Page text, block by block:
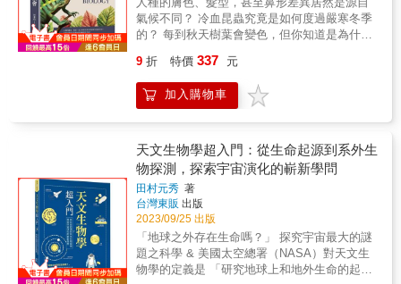
氣候不同？ 冷血昆蟲究竟是如何度過嚴寒冬季
的？ 每到秋天樹葉會變色，但你知道是為什麼
埋藏著大大的奧祕！ ▎睡冰箱可以延年益壽？
專家這麼說&hellip;&hellip; 長壽學提供了一個
有趣的視角， 即每個人都擁有特定的「生存
低溫使生存能減緩釋放的速度。 若能將人類體
溫降低攝氏2到3.5度， 壽命可能延長至一百五
十歲，甚至更長！ 美國科學家甚至設計一種
「特製冷房」裝置， 可將人體體溫降至攝氏15
度左右！ 儘管效果有待證實， 但許多人對這種
「睡冰箱長壽法」充滿信心！ ▎大象也有公
墓？被重重疑雲環繞的大象墓園 傳說，大象會
在臨死前尋找祕密的墓地！ 牠們不但能預知自
己的死期， 還會在生命臨近尾聲時尋找所屬群
9 折 特價 337 元
加入購物車
天文生物學超入門：從生命起源到系外生
物探測，探索宇宙演化的嶄新學問
田村元秀 著
台灣東販 出版
2023/09/25 出版
「地球之外存在生命嗎？」 探究宇宙最大的謎
題之科學 & 美國太空總署（NASA）對天文生
物學的定義是 「研究地球上和地外生命的起